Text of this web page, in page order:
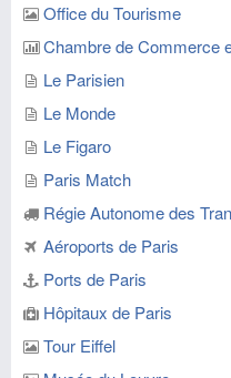
Office du Tourisme
Chambre de Commerce
Le Parisien
Le Monde
Le Figaro
Paris Match
Régie Autonome des
Aéroports de Paris
Ports de Paris
Hôpitaux de Paris
Tour Eiffel